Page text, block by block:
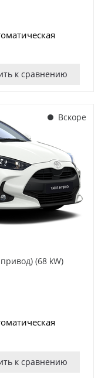
к сравнению
Вскоре
(68 kW)
к сравнению